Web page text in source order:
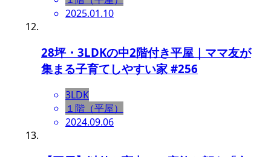
2025.01.10
28坪・3LDKの中2階付き平屋｜ママ友が
集まる子育てしやすい家 #256
3LDK
１階（平屋）
2024.09.06